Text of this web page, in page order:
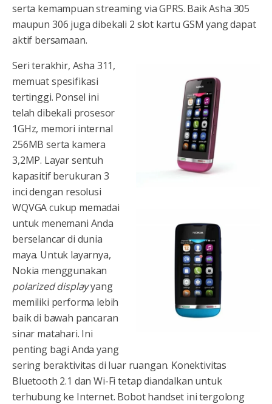
serta kemampuan streaming via GPRS. Baik Asha 305
maupun 306 juga dibekali 2 slot kartu GSM yang dapat
aktif bersamaan.
Seri terakhir, Asha 311,
memuat spesifikasi
tertinggi. Ponsel ini
telah dibekali prosesor
1GHz, memori internal
256MB serta kamera
3,2MP. Layar sentuh
kapasitif berukuran 3
inci dengan resolusi
WQVGA cukup memadai
untuk menemani Anda
berselancar di dunia
maya. Untuk layarnya,
Nokia menggunakan
polarized displayyang
memiliki performa lebih
baik di bawah pancaran
sinar matahari. Ini
penting bagi Anda yang
sering beraktivitas di luar ruangan. Konektivitas
Bluetooth 2.1 dan Wi-Fi tetap diandalkan untuk
terhubung ke Internet. Bobot handset ini tergolong